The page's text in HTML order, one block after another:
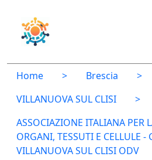
Home > Brescia
>
VILLANUOVA SUL CLISI
>
ASSOCIAZIONE ITALIANA PER
ORGANI, TESSUTI E CELLULE
VILLANUOVA SUL CLISI ODV